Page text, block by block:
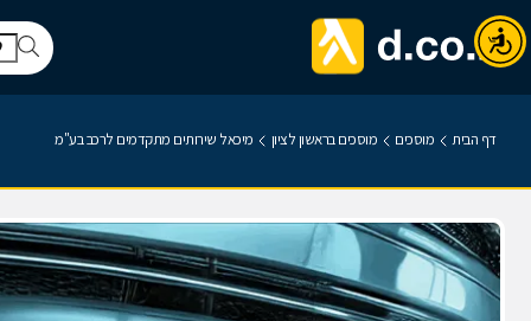
דף הבית מוסכים מוסכים בראשון לציון מיכאל שירותים מתקדמים לרכב בע"מ